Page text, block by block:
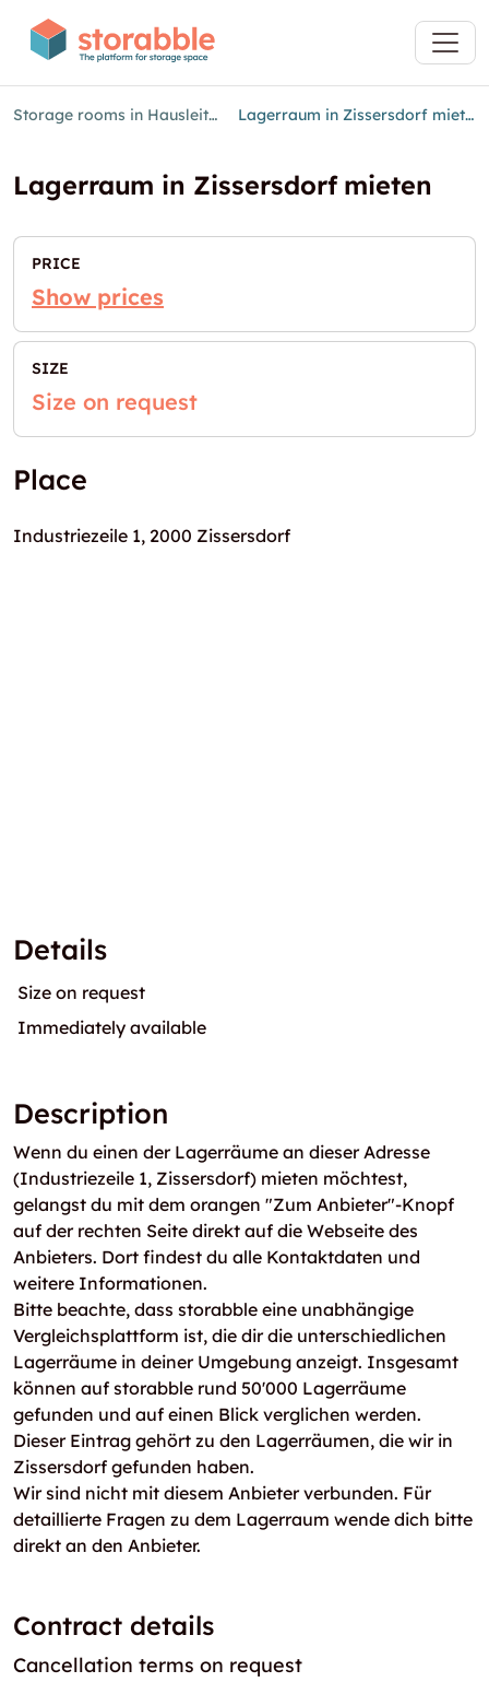
Storage rooms in Hausleiten Lagerraum in Zissersdorf mieten
Lagerraum in Zissersdorf mieten
PRICE
Show prices
SIZE
Size on request
Place
Industriezeile 1, 2000 Zissersdorf
Details
Size on request
Immediately available
Description
Wenn du einen der Lagerräume an dieser Adresse
(Industriezeile 1, Zissersdorf) mieten möchtest,
gelangst du mit dem orangen "Zum Anbieter"-Knopf
auf der rechten Seite direkt auf die Webseite des
Anbieters. Dort findest du alle Kontaktdaten und
weitere Informationen.
Bitte beachte, dass storabble eine unabhängige
Vergleichsplattform ist, die dir die unterschiedlichen
Lagerräume in deiner Umgebung anzeigt. Insgesamt
können auf storabble rund 50'000 Lagerräume
gefunden und auf einen Blick verglichen werden.
Dieser Eintrag gehört zu den Lagerräumen, die wir in
Zissersdorf gefunden haben.
Wir sind nicht mit diesem Anbieter verbunden. Für
detaillierte Fragen zu dem Lagerraum wende dich bitte
direkt an den Anbieter.
Contract details
Cancellation terms on request